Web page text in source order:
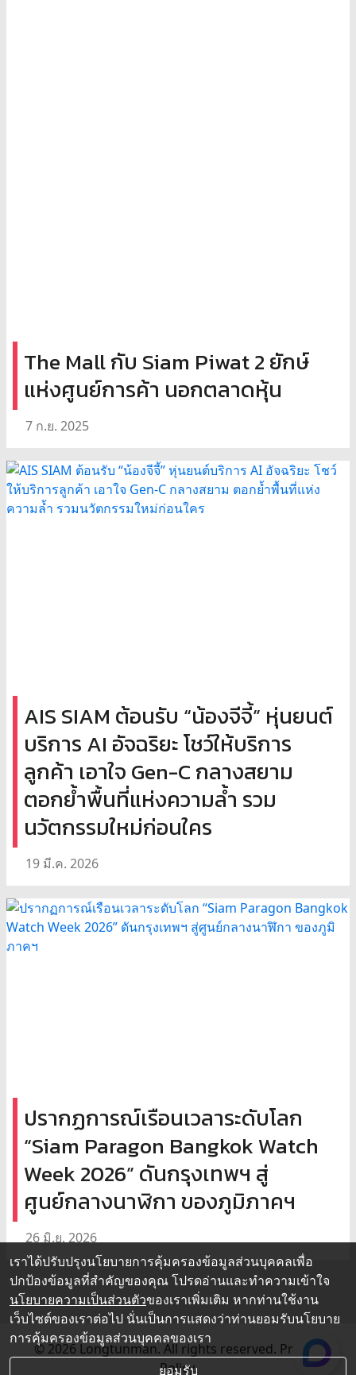
The Mall กับ Siam Piwat 2 ยักษ์
แห่งศูนย์การค้า นอกตลาดหุ้น
7 ก.ย. 2025
AIS SIAM ต้อนรับ “น้องจีจี้” หุ่นยนต์
บริการ AI อัจฉริยะ โชว์ให้บริการ
ลูกค้า เอาใจ Gen-C กลางสยาม
ตอกย้ำพื้นที่แห่งความล้ำ รวม
นวัตกรรมใหม่ก่อนใคร
19 มี.ค. 2026
ปรากฏการณ์เรือนเวลาระดับโลก
“Siam Paragon Bangkok Watch
Week 2026” ดันกรุงเทพฯ สู่
ศูนย์กลางนาฬิกา ของภูมิภาคฯ
26 มิ.ย. 2026
© 2026 Longtunman. All rights reserved. Privacy
Policy.
เราได้ปรับปรุงนโยบายการคุ้มครองข้อมูลส่วนบุคคลเพื่อ
ปกป้องข้อมูลที่สำคัญของคุณ โปรดอ่านและทำความเข้าใจ
นโยบายความเป็นส่วนตัวของเราเพิ่มเติม หากท่านใช้งาน
เว็บไซต์ของเราต่อไป นั่นเป็นการแสดงว่าท่านยอมรับนโยบาย
การคุ้มครองข้อมูลส่วนบุคคลของเรา
ยอมรับ